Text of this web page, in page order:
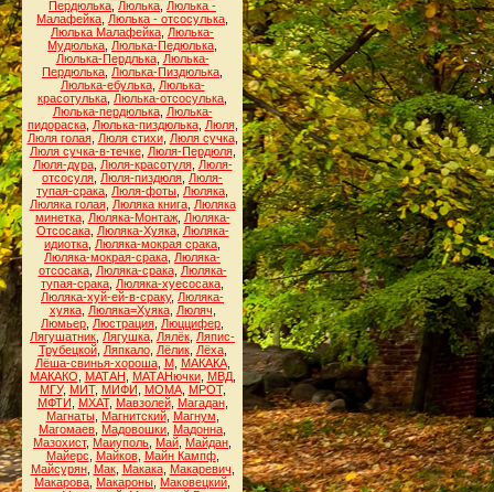
Пердюлька Люлька Люлька -
Малафейка Люлька - отсосулька
Люлька Малафейка Люлька-
Мудюлька Люлька-Педюлька
Люлька-Пердлька, Люлька-
Пердюлька Люлька-Пиздюлька
Люлька-ебулька, Люлька-
красотулька Люлька-отсосулька
Люлька-пердюлька, Люлька-
пидораска, Люлька-пиздюлька, Люля,
Люля голая, Люля стихи, Люля сучка,
Люля сучка-в-течке, Люля-Пердюля,
Люля-дура, Люля-красотуля, Люля-
отсосуля Люля-пиздюля Люля-
тупая-срака Люля-фоты Люляка
Люляка голая, Люляка книга, Люляка
минетка, Люляка-Монтаж, Люляка-
Отсосака, Люляка-Хуяка, Люляка-
идиотка Люляка-мокрая срака
Люляка-мокрая-срака Люляка-
отсосака, Люляка-срака, Люляка-
тупая-срака Люляка-хуесосака
Люляка-хуй-ей-в-сраку, Люляка-
хуяка, Люляка=Хуяка, Люляч
Люмьер Люстрация Люццифер
Лягушатник Лягушка Лялёк Ляпис-
Трубецкой, Ляпкало, Лёлик, Лёха,
Лёша-свинья-хороша, М, МАКАКА,
МАКАКО
МАТАН МАТАНючки, МВД,
МГУ, МИТ, МИФИ МОМА, МРОТ,
МФТИ
МХАТ, Мавзолей, Магадан,
Магнаты, Магнитский, Магнум
Магомаев Мадовошки Мадонна
Мазохист, Маиуполь Май Майдан
Майерс
Майков, Майн Кампф,
Майсурян, Мак, Макака, Макаревич
Макарова Макароны Маковецкий